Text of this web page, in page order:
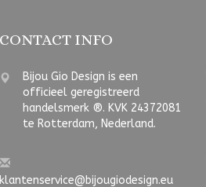
CONTACT INFO
Bijou Gio Design is een
officieel geregistreerd
handelsmerk ®. KVK 24372081
te Rotterdam, Nederland.
klantenservice@bijougiodesign.eu